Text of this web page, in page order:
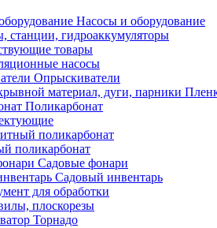
Насосы и оборудование
станции, гидроаккумуляторы
товары
насосы
Опрыскиватели
Поликарбонат
поликарбонат
поликарбонат
Садовые фонари
Садовый инвентарь
для обработки
плоскорезы
Торнадо